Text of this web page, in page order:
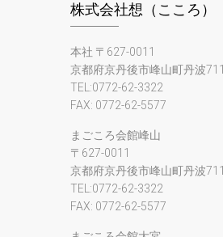
株式会社想（こころ）
本社 〒627-0011
京都府京丹後市峰山町丹波711
TEL:0772-62-3322
FAX: 0772-62-5577
まごころ会館峰山
〒627-0011
京都府京丹後市峰山町丹波711
TEL:0772-62-3322
FAX: 0772-62-5577